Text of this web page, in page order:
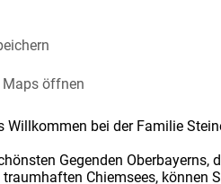
Maps öffnen
Willkommen bei der Familie
Gegenden
traumhaften Chiemsees, können